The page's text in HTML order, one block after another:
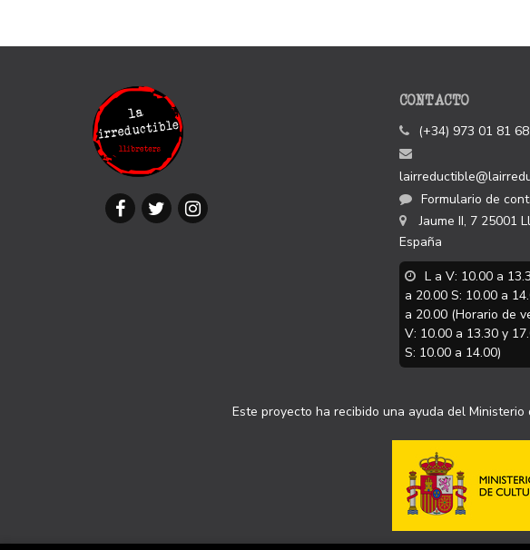
CONTACTO
(+34) 973 01 81 68
Formulario de
Jaume II, 7 25001
España
L a V: 10.00 a
a 20.00 S: 10.00 a
a 20.00 (Horario de
V: 10.00 a 13.30 y
S: 10.00 a 14.00)
Este proyecto ha recibido una ayuda del